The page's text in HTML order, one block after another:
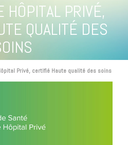
HÔPITAL PRIVÉ,
QUALITÉ DES
Privé, certifié Haute qualité des soins